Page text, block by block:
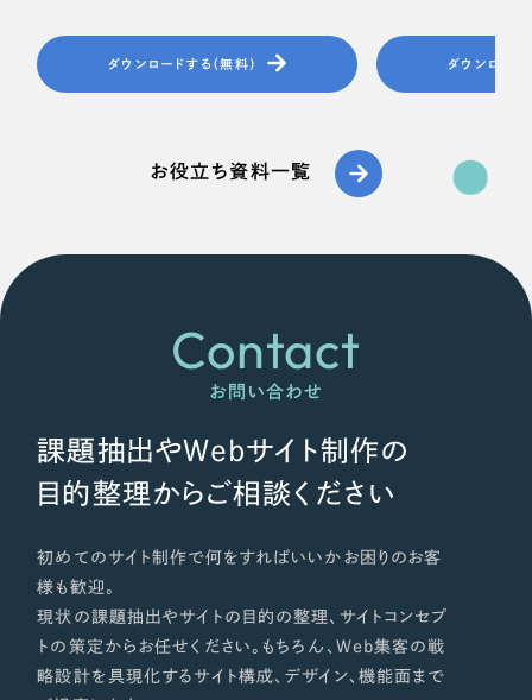
ダウンロードする（無料） ダウンロード
お役立ち資料一覧
Contact
お問い合わせ
課題抽出やWebサイト制作の
目的整理からご相談ください
初めてのサイト制作で何をすればいいかお困りのお客
様も歓迎。
現状の課題抽出やサイトの目的の整理、サイトコンセプ
トの策定からお任せください。もちろん、Web集客の戦
略設計を具現化するサイト構成、デザイン、機能面まで